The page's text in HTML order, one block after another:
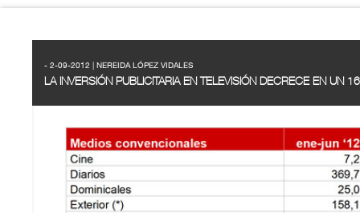
- 2-09-2012 | NEREIDA LÓPEZ VIDALES
LA INVERSIÓN PUBLICITARIA EN TELEVISIÓN DECRECE EN UN